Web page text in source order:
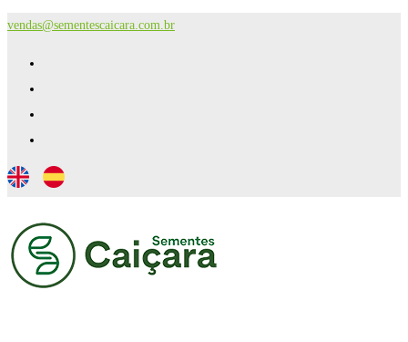
vendas@sementescaicara.com.br